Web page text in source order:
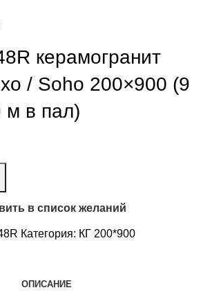
керамогранит
/ Soho 200×900 (9
м в пал)
в список желаний
Категория: КГ 200*900
ОПИСАНИЕ